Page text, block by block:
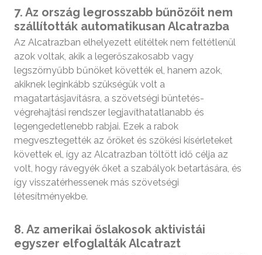
7. Az ország legrosszabb bűnözőit nem
szállították automatikusan Alcatrazba
Az Alcatrazban elhelyezett elítéltek nem feltétlenül
azok voltak, akik a legerőszakosabb vagy
legszörnyűbb bűnöket követték el, hanem azok,
akiknek leginkább szükségük volt a
magatartásjavításra, a szövetségi büntetés-
végrehajtási rendszer legjavíthatatlanabb és
legengedetlenebb rabjai. Ezek a rabok
megvesztegették az őröket és szökési kísérleteket
követtek el, így az Alcatrazban töltött idő célja az
volt, hogy rávegyék őket a szabályok betartására, és
így visszatérhessenek más szövetségi
létesítményekbe.
8. Az amerikai őslakosok aktivistái
egyszer elfoglalták Alcatrazt